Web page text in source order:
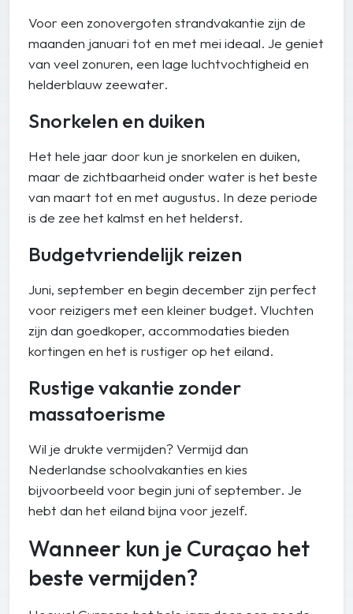
Voor een zonovergoten strandvakantie zijn de
maanden januari tot en met mei ideaal. Je geniet
van veel zonuren, een lage luchtvochtigheid en
helderblauw zeewater.
Snorkelen en duiken
Het hele jaar door kun je snorkelen en duiken,
maar de zichtbaarheid onder water is het beste
van maart tot en met augustus. In deze periode
is de zee het kalmst en het helderst.
Budgetvriendelijk reizen
Juni, september en begin december zijn perfect
voor reizigers met een kleiner budget. Vluchten
zijn dan goedkoper, accommodaties bieden
kortingen en het is rustiger op het eiland.
Rustige vakantie zonder
massatoerisme
Wil je drukte vermijden? Vermijd dan
Nederlandse schoolvakanties en kies
bijvoorbeeld voor begin juni of september. Je
hebt dan het eiland bijna voor jezelf.
Wanneer kun je Curaçao het
beste vermijden?